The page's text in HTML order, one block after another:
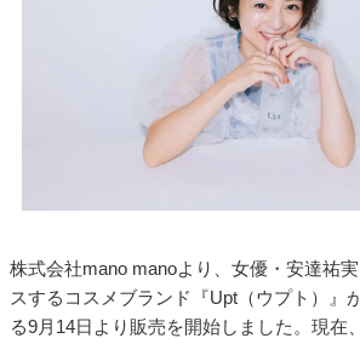
株式会社mano manoより、女優・安達祐
スするコスメブランド『Upt（ウプト）』
る9月14日より販売を開始しました。現在